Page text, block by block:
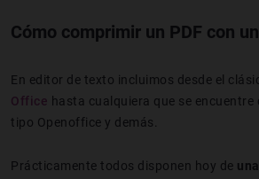
Cómo comprimir un PDF con
En editor de texto incluimos desde el
Office hasta cualquiera que se
tipo Openoffice y demás.
Prácticamente todos disponen hoy de